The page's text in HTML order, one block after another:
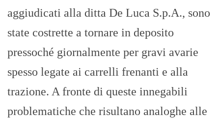
aggiudicati alla ditta De Luca S.p.A., sono
state costrette a tornare in deposito
pressoché giornalmente per gravi avarie
spesso legate ai carrelli frenanti e alla
trazione. A fronte di queste innegabili
problematiche che risultano analoghe alle